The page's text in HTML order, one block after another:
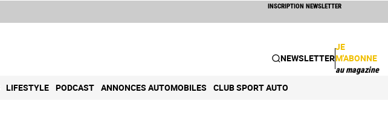
INSCRIPTION NEWSLETTER
NEWSLETTER
JE
M'ABONNE
au magazine
LIFESTYLE PODCAST ANNONCES AUTOMOBILES CLUB SPORT AUTO